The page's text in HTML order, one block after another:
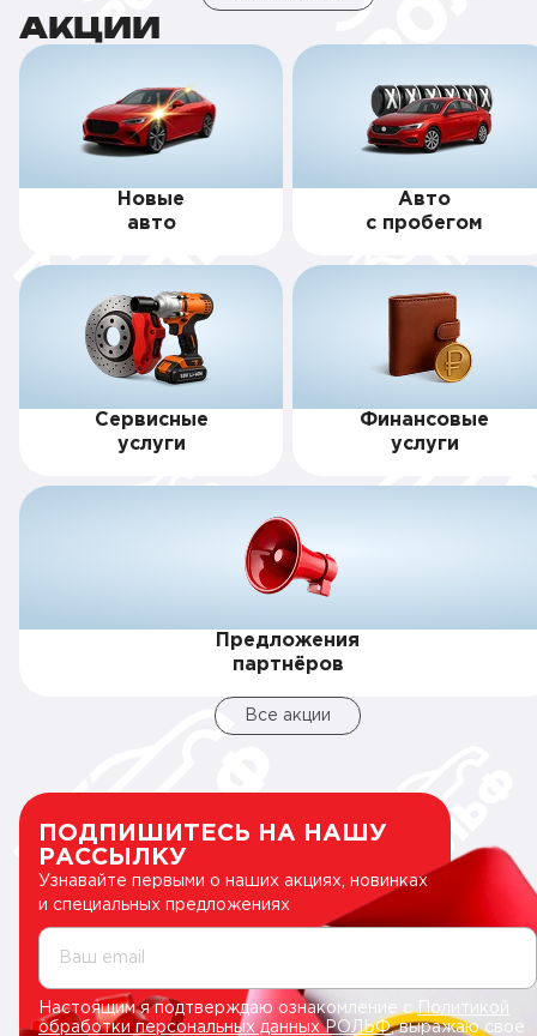
АКЦИИ
Новые
авто
Авто
с пробегом
Сервисные
услуги
Финансовые
услуги
Предложения
партнёров
Все акции
ПОДПИШИТЕСЬ НА НАШУ
РАССЫЛКУ
Узнавайте первыми о наших акциях, новинках
и специальных предложениях
Ваш email
Настоящим я подтверждаю ознакомление сПолитикой
обработки персональных данных РОЛЬФ, выражаю свое